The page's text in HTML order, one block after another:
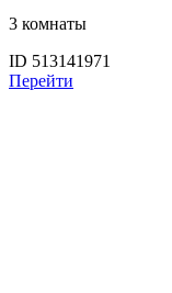
3 комнаты
ID 513141971
Перейти